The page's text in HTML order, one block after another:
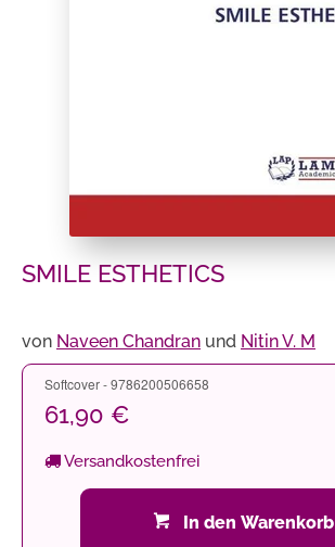
SMILE ESTHETICS
von Naveen Chandran und Nitin V. M
Softcover - 9786200506658
61,90 €
Versandkostenfrei
In den Warenkorb